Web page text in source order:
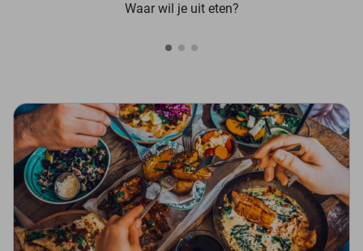
Waar wil je uit eten?